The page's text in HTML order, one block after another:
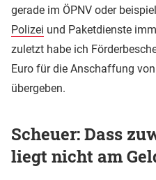
gerade im ÖPNV oder
Polizei und Paketdienste
zuletzt habe ich
Euro für die Anschaffung
übergeben.
Scheuer: Dass
liegt nicht am